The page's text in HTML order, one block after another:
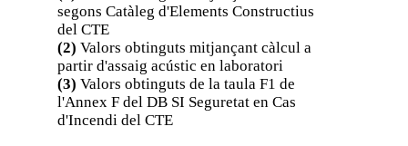
segons Catàleg d'Elements Constructius
del CTE
(2) Valors obtinguts mitjançant càlcul a
partir d'assaig acústic en laboratori
(3) Valors obtinguts de la taula F1 de
l'Annex F del DB SI Seguretat en Cas
d'Incendi del CTE